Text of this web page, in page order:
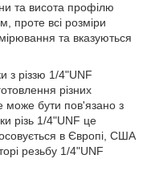
та висота профілю
проте всі розміри
та вказуються
з різзю 1/4"UNF
різних
може бути пов'язано з
різь 1/4"UNF це
в Європі, США
резьбу 1/4"UNF